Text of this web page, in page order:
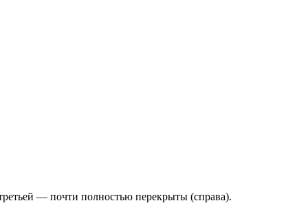
— почти полностью перекрыты (справа).